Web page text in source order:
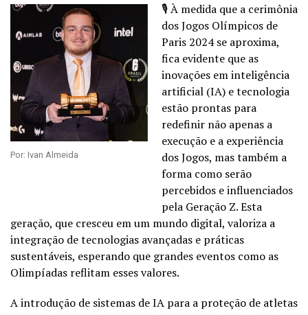
Por: Ivan Almeida
🎙️ À medida que a cerimônia
dos Jogos Olímpicos de
Paris 2024 se aproxima,
fica evidente que as
inovações em inteligência
artificial (IA) e tecnologia
estão prontas para
redefinir não apenas a
execução e a experiência
dos Jogos, mas também a
forma como serão
percebidos e influenciados
pela Geração Z. Esta
geração, que cresceu em um mundo digital, valoriza a
integração de tecnologias avançadas e práticas
sustentáveis, esperando que grandes eventos como as
Olimpíadas reflitam esses valores.
A introdução de sistemas de IA para a proteção de atletas